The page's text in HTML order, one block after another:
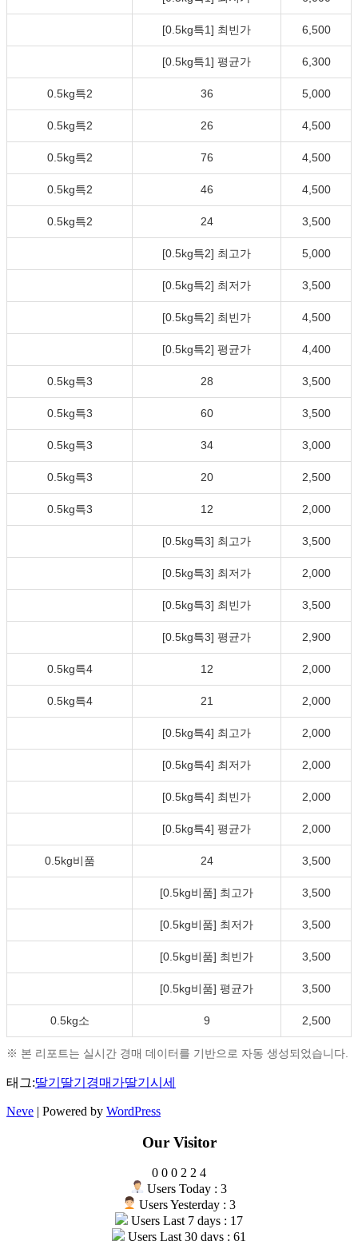
[0.5kg특1] 최빈가 6,500
[0.5kg특1] 평균가 6,300
0.5kg특2 36 5,000
0.5kg특2 26 4,500
0.5kg특2 76 4,500
0.5kg특2 46 4,500
0.5kg특2 24 3,500
[0.5kg특2] 최고가 5,000
[0.5kg특2] 최저가 3,500
[0.5kg특2] 최빈가 4,500
[0.5kg특2] 평균가 4,400
0.5kg특3 28 3,500
0.5kg특3 60 3,500
0.5kg특3 34 3,000
0.5kg특3 20 2,500
0.5kg특3 12 2,000
[0.5kg특3] 최고가 3,500
[0.5kg특3] 최저가 2,000
[0.5kg특3] 최빈가 3,500
[0.5kg특3] 평균가 2,900
0.5kg특4 12 2,000
0.5kg특4 21 2,000
[0.5kg특4] 최고가 2,000
[0.5kg특4] 최저가 2,000
[0.5kg특4] 최빈가 2,000
[0.5kg특4] 평균가 2,000
0.5kg비품 24 3,500
[0.5kg비품] 최고가 3,500
[0.5kg비품] 최저가 3,500
[0.5kg비품] 최빈가 3,500
[0.5kg비품] 평균가 3,500
0.5kg소 9 2,500
※ 본 리포트는 실시간 경매 데이터를 기반으로 자동 생성되었습니다.
태그:딸기 딸기경매가딸기시세
Neve | Powered by WordPress
Our Visitor
0 0 0 2 2 4
Users Today : 3
Users Yesterday : 3
Users Last 7 days : 17
Users Last 30 days : 61